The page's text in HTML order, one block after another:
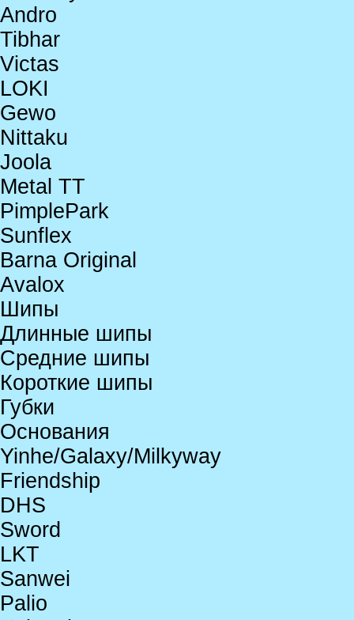
Andro
Tibhar
Victas
LOKI
Gewo
Nittaku
Joola
Metal TT
PimplePark
Sunflex
Barna Original
Avalox
Шипы
Длинные шипы
Средние шипы
Короткие шипы
Губки
Основания
Yinhe/Galaxy/Milkyway
Friendship
DHS
Sword
LKT
Sanwei
Palio